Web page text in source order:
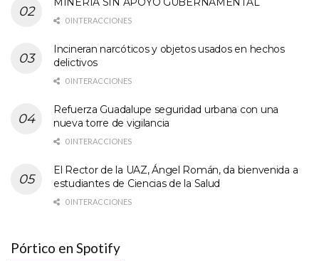
0 INTERACCIONES
Incineran narcóticos y objetos usados en hechos
delictivos
0 INTERACCIONES
Refuerza Guadalupe seguridad urbana con una
nueva torre de vigilancia
0 INTERACCIONES
El Rector de la UAZ, Ángel Román, da bienvenida a
estudiantes de Ciencias de la Salud
0 INTERACCIONES
Pórtico en Spotify